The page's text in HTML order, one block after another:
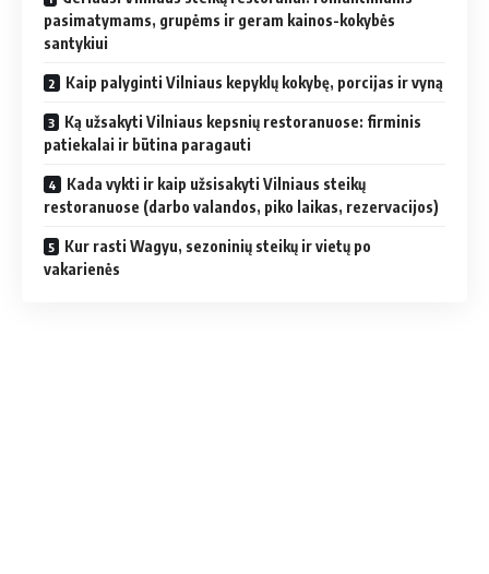
pasimatymams, grupėms ir geram kainos-kokybės
santykiui
Kaip palyginti Vilniaus kepyklų kokybę, porcijas ir vyną
Ką užsakyti Vilniaus kepsnių restoranuose: firminis
patiekalai ir būtina paragauti
Kada vykti ir kaip užsisakyti Vilniaus steikų
restoranuose (darbo valandos, piko laikas, rezervacijos)
Kur rasti Wagyu, sezoninių steikų ir vietų po
vakarienės